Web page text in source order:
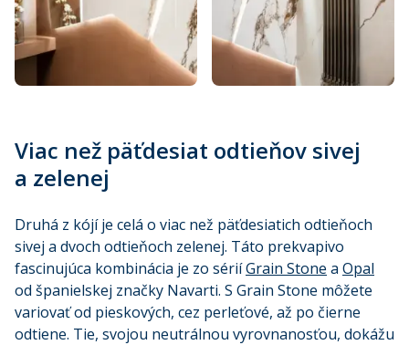
Viac než päťdesiat odtieňov sivej
a zelenej
Druhá z kójí je celá o viac než päťdesiatich odtieňoch
sivej a dvoch odtieňoch zelenej. Táto prekvapivo
fascinujúca kombinácia je zo sériíGrain Stone a Opal
od španielskej značky Navarti. S Grain Stone môžete
variovať od pieskových, cez perleťové, až po čierne
odtiene. Tie, svojou neutrálnou vyrovnanosťou, dokážu